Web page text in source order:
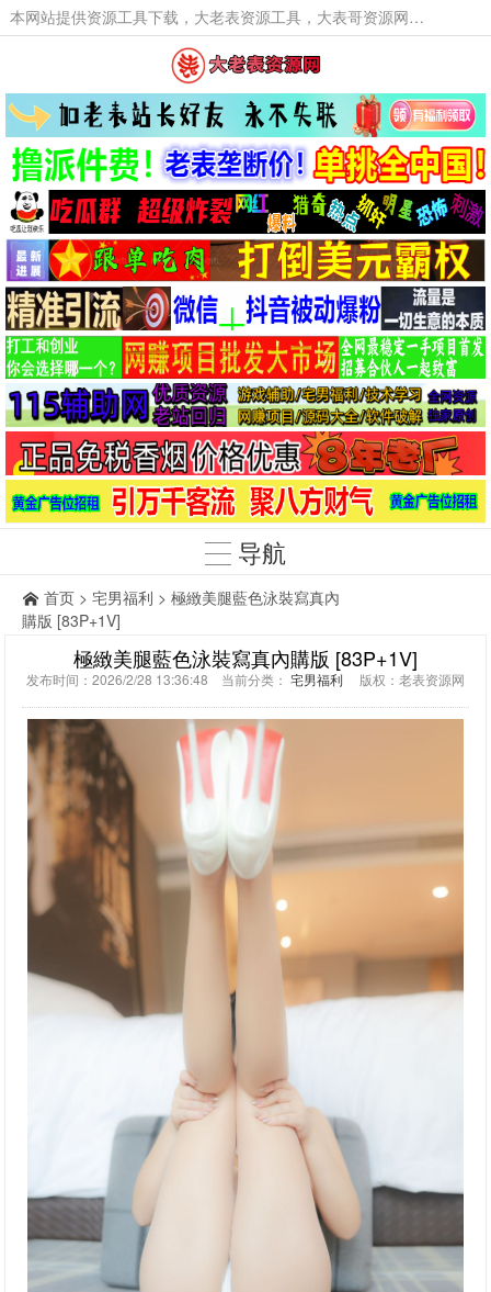
本网站提供资源工具下载，大老表资源工具，大表哥资源网软件工具，大老表资源下载，活动线报福利资源分享,活动线报，大型网游经典游戏，网络热门技术游戏辅助交流与分享。
导航
首页 > 宅男福利 > 極緻美腿藍色泳裝寫真內
購版 [83P+1V]
極緻美腿藍色泳裝寫真內購版 [83P+1V]
发布时间：2026/2/28 13:36:48 当前分类： 宅男福利 版权：老表资源网